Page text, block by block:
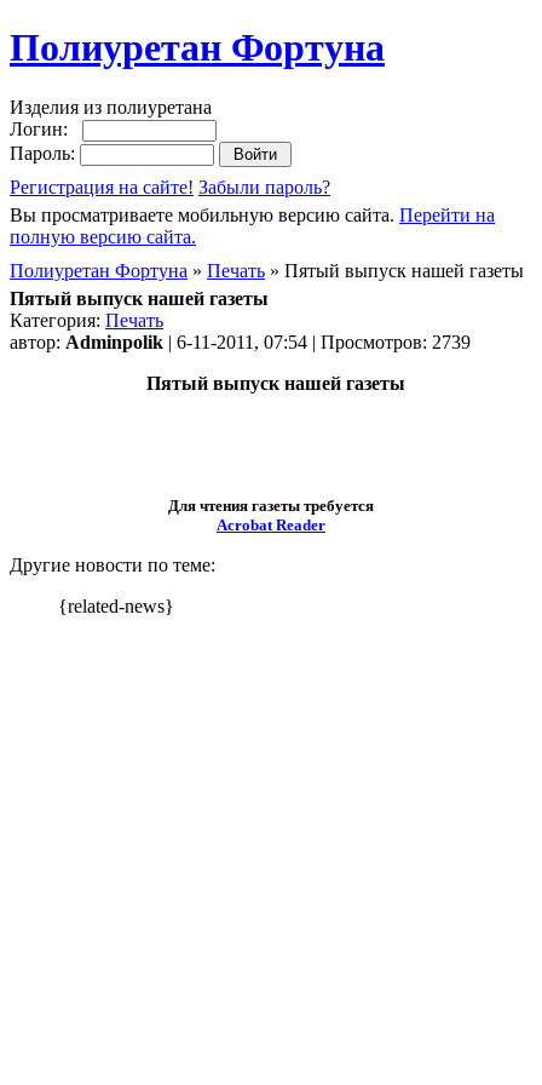
Полиуретан Фортуна
Изделия из полиуретана
Логин:
Пароль:
Регистрация на сайте! Забыли пароль?
Вы просматриваете мобильную версию сайта. Перейти на
полную версию сайта.
Полиуретан Фортуна » Печать » Пятый выпуск нашей газеты
Пятый выпуск нашей газеты
Категория: Печать
автор: Adminpolik | 6-11-2011, 07:54 | Просмотров: 2739
Пятый выпуск нашей газеты
Для чтения газеты требуется
Acrobat Reader
Другие новости по теме:
{related-news}